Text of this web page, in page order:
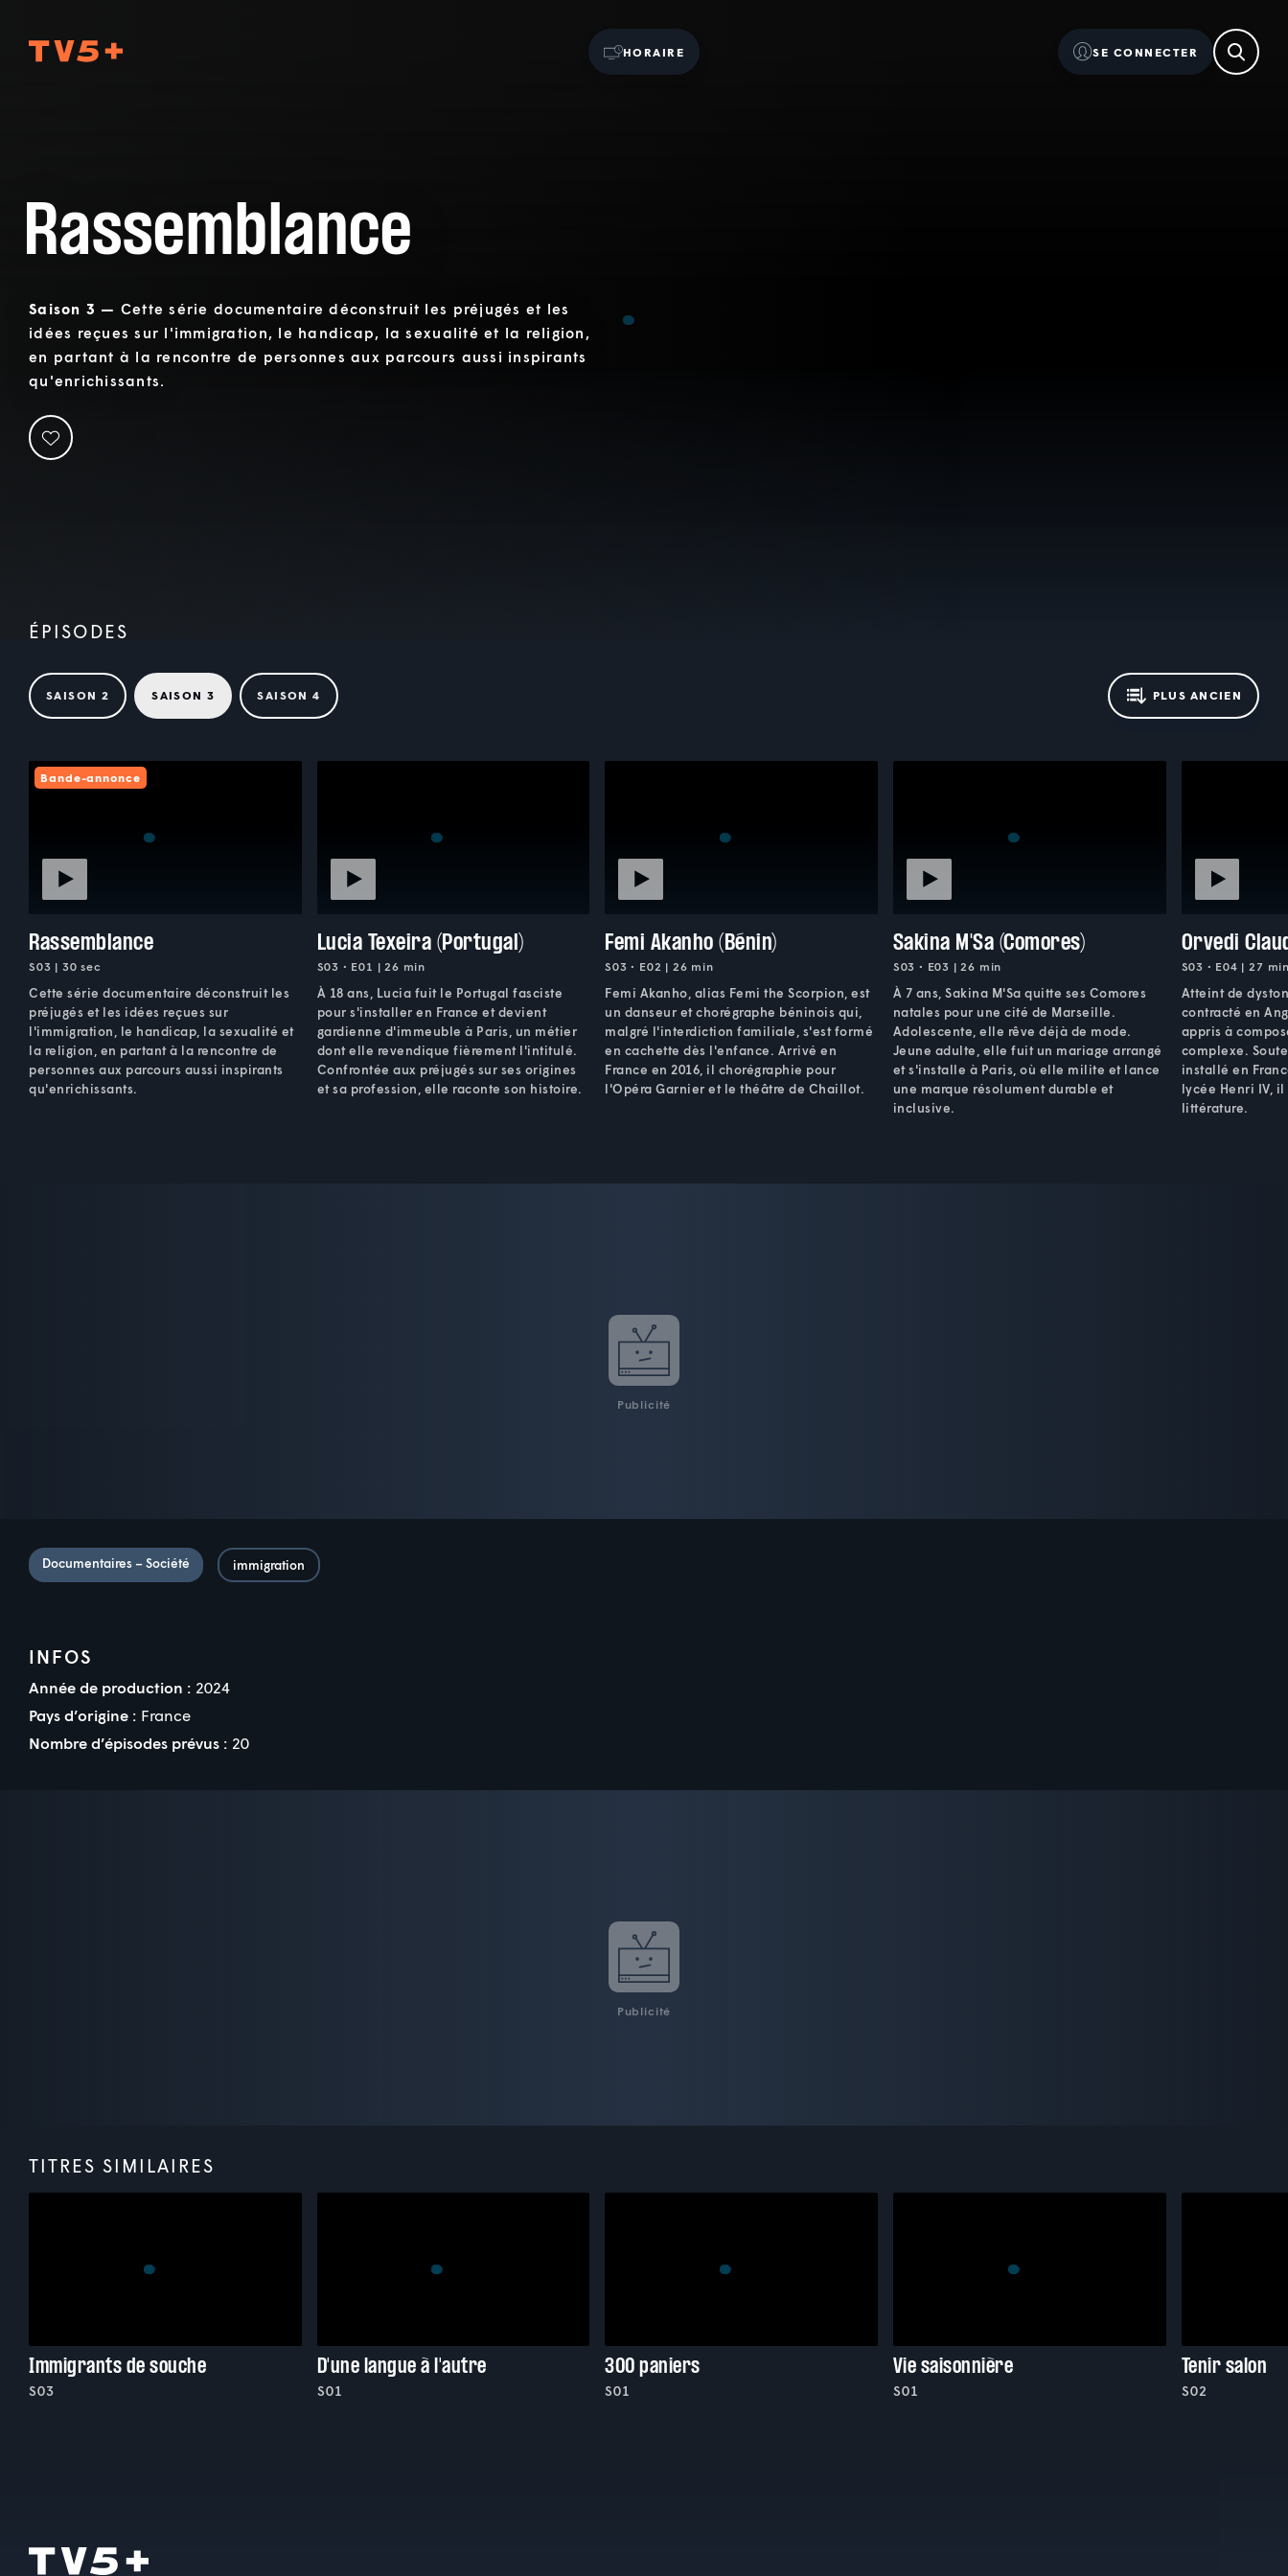
HORAIRE SE CONNECTER
Rassemblance
Saison 3 — Cette série documentaire déconstruit les préjugés et les
idées reçues sur l'immigration, le handicap, la sexualité et la religion,
en partant à la rencontre de personnes aux parcours aussi inspirants
qu'enrichissants.
ÉPISODES
SAISON 2 SAISON 3 SAISON 4 PLUS ANCIEN
Bande-annonce
Rassemblance
S03 | 30 sec
Cette série documentaire déconstruit les
préjugés et les idées reçues sur
l'immigration, le handicap, la sexualité et
la religion, en partant à la rencontre de
personnes aux parcours aussi inspirants
qu'enrichissants.
Lucia Texeira (Portugal)
S03 • E01 | 26 min
À 18 ans, Lucia fuit le Portugal fasciste
pour s'installer en France et devient
gardienne d'immeuble à Paris, un métier
dont elle revendique fièrement l'intitulé.
Confrontée aux préjugés sur ses origines
et sa profession, elle raconte son histoire.
Femi Akanho (Bénin)
S03 • E02 | 26 min
Femi Akanho, alias Femi the Scorpion, est
un danseur et chorégraphe béninois qui,
malgré l'interdiction familiale, s'est formé
en cachette dès l'enfance. Arrivé en
France en 2016, il chorégraphie pour
l'Opéra Garnier et le théâtre de Chaillot.
Sakina M'Sa (Comores)
S03 • E03 | 26 min
À 7 ans, Sakina M'Sa quitte ses Comores
natales pour une cité de Marseille.
Adolescente, elle rêve déjà de mode.
Jeune adulte, elle fuit un mariage arrangé
et s'installe à Paris, où elle milite et lance
une marque résolument durable et
inclusive.
Orvedi
S03 • E04 | 27
Atteint de
contracté en
appris à
complexe.
installé en
lycée Henri IV,
littérature.
Publicité
Documentaires – Société immigration
INFOS
Année de production : 2024
Pays d’origine : France
Nombre d’épisodes prévus : 20
Publicité
TITRES SIMILAIRES
Immigrants de souche
S03
D'une langue à l'autre
S01
300 paniers
S01
Vie saisonnière
S01
Tenir salon
S02